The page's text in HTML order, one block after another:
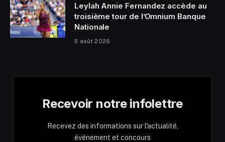
Leylah Annie Fernandez accède au
troisième tour de l’Omnium Banque
Nationale
5 août 2026
Recevoir notre infolettre
Recevez des informations sur l'actualité,
événement et concours